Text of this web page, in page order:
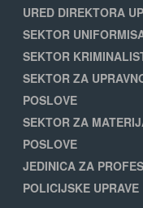
URED DIREKTORA
SEKTOR
SEKTOR
SEKTOR ZA
POSLOVE
SEKTOR ZA
POSLOVE
JEDINICA ZA
POLICIJSKE UPRAVE